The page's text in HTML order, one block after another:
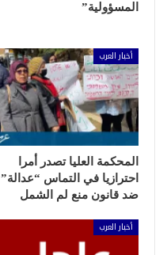
المسؤولية”
أخبار العرب
المحكمة العليا تصدر أمرا
احترازيا في التماس “عدالة”
ضد قانون منع لم الشمل
أخبار العرب